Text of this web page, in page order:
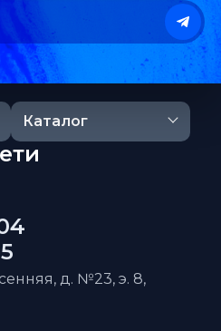
Каталог
д. №23, э. 8,